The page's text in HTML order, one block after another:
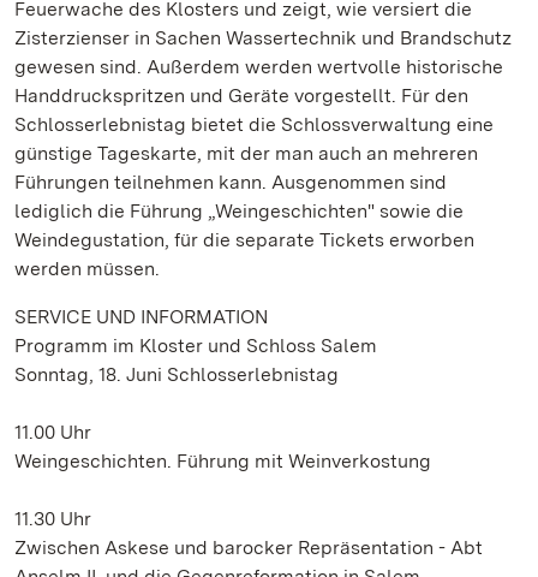
Feuerwache des Klosters und zeigt, wie versiert die
Zisterzienser in Sachen Wassertechnik und Brandschutz
gewesen sind. Außerdem werden wertvolle historische
Handdruckspritzen und Geräte vorgestellt. Für den
Schlosserlebnistag bietet die Schlossverwaltung eine
günstige Tageskarte, mit der man auch an mehreren
Führungen teilnehmen kann. Ausgenommen sind
lediglich die Führung „Weingeschichten" sowie die
Weindegustation, für die separate Tickets erworben
werden müssen.
SERVICE UND INFORMATION
Programm im Kloster und Schloss Salem
Sonntag, 18. Juni Schlosserlebnistag
11.00 Uhr
Weingeschichten. Führung mit Weinverkostung
11.30 Uhr
Zwischen Askese und barocker Repräsentation - Abt